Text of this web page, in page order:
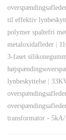
til effektiv
polymer spaltefri
metaloxidafleder
3-faset
lynbeskyttelse
transformator - 5kA/